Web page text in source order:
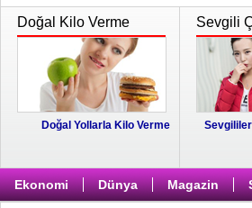
Doğal Kilo Verme
Doğal Yollarla Kilo Verme
Sevgili
Ekonomi Dünya Magazin